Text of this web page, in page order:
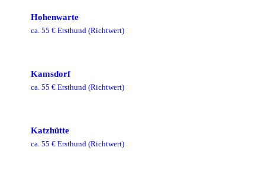
Hohenwarte
ca. 55 € Ersthund (Richtwert)
Kamsdorf
ca. 55 € Ersthund (Richtwert)
Katzhütte
ca. 55 € Ersthund (Richtwert)